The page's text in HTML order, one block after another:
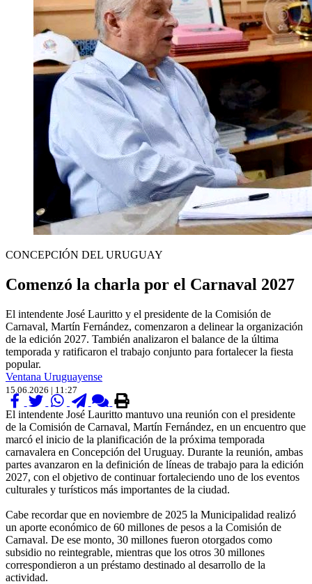
CONCEPCIÓN DEL URUGUAY
Comenzó la charla por el Carnaval 2027
El intendente José Lauritto y el presidente de la Comisión de
Carnaval, Martín Fernández, comenzaron a delinear la organización
de la edición 2027. También analizaron el balance de la última
temporada y ratificaron el trabajo conjunto para fortalecer la fiesta
popular.
Ventana Uruguayense
15.06.2026 | 11:27
El intendente José Lauritto mantuvo una reunión con el presidente
de la Comisión de Carnaval, Martín Fernández, en un encuentro que
marcó el inicio de la planificación de la próxima temporada
carnavalera en Concepción del Uruguay. Durante la reunión, ambas
partes avanzaron en la definición de líneas de trabajo para la edición
2027, con el objetivo de continuar fortaleciendo uno de los eventos
culturales y turísticos más importantes de la ciudad.
Cabe recordar que en noviembre de 2025 la Municipalidad realizó
un aporte económico de 60 millones de pesos a la Comisión de
Carnaval. De ese monto, 30 millones fueron otorgados como
subsidio no reintegrable, mientras que los otros 30 millones
correspondieron a un préstamo destinado al desarrollo de la
actividad.